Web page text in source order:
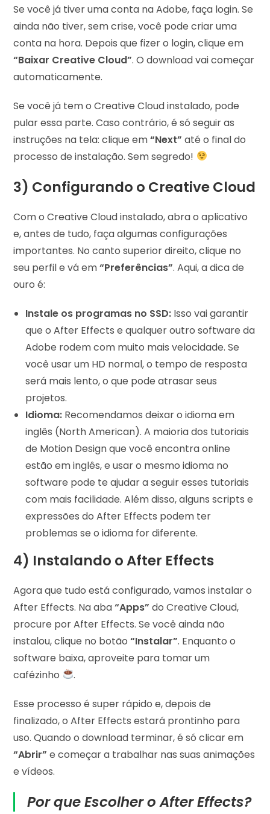
Se você já tiver uma conta na Adobe, faça login. Se
ainda não tiver, sem crise, você pode criar uma
conta na hora. Depois que fizer o login, clique em
“Baixar Creative Cloud”. O download vai começar
automaticamente.
Se você já tem o Creative Cloud instalado, pode
pular essa parte. Caso contrário, é só seguir as
instruções na tela: clique em“Next” até o final do
processo de instalação. Sem segredo!
3) Configurando o Creative Cloud
Com o Creative Cloud instalado, abra o aplicativo
e, antes de tudo, faça algumas configurações
importantes. No canto superior direito, clique no
seu perfil e vá em“Preferências”. Aqui, a dica de
ouro é:
Instale os programas no SSD: Isso vai garantir
que o After Effects e qualquer outro software da
Adobe rodem com muito mais velocidade. Se
você usar um HD normal, o tempo de resposta
será mais lento, o que pode atrasar seus
projetos.
Idioma: Recomendamos deixar o idioma em
inglês (North American). A maioria dos tutoriais
de Motion Design que você encontra online
estão em inglês, e usar o mesmo idioma no
software pode te ajudar a seguir esses tutoriais
com mais facilidade. Além disso, alguns scripts e
expressões do After Effects podem ter
problemas se o idioma for diferente.
4) Instalando o After Effects
Agora que tudo está configurado, vamos instalar o
After Effects. Na aba“Apps” do Creative Cloud,
procure por After Effects. Se você ainda não
instalou, clique no botão “Instalar”. Enquanto o
software baixa, aproveite para tomar um
cafézinho
.
Esse processo é super rápido e, depois de
finalizado, o After Effects estará prontinho para
uso. Quando o download terminar, é só clicar em
“Abrir” e começar a trabalhar nas suas animações
e vídeos.
Por que Escolher o After Effects?